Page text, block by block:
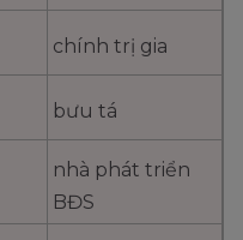
chính trị gia
bưu tá
nhà phát triển
BĐS